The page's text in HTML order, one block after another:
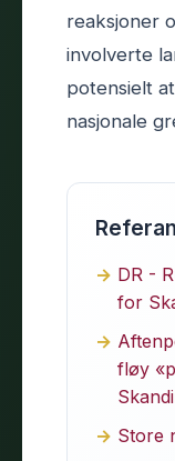
reaksjoner
involverte
potensielt
nasjonale
DR -
for
fløy
Store